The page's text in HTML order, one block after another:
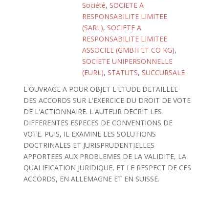
Société, SOCIETE A
RESPONSABILITE LIMITEE
(SARL), SOCIETE A
RESPONSABILITE LIMITEE
ASSOCIEE (GMBH ET CO KG),
SOCIETE UNIPERSONNELLE
(EURL), STATUTS, SUCCURSALE
L'OUVRAGE A POUR OBJET L'ETUDE DETAILLEE
DES ACCORDS SUR L'EXERCICE DU DROIT DE VOTE
DE L'ACTIONNAIRE. L'AUTEUR DECRIT LES
DIFFERENTES ESPECES DE CONVENTIONS DE
VOTE. PUIS, IL EXAMINE LES SOLUTIONS
DOCTRINALES ET JURISPRUDENTIELLES
APPORTEES AUX PROBLEMES DE LA VALIDITE, LA
QUALIFICATION JURIDIQUE, ET LE RESPECT DE CES
ACCORDS, EN ALLEMAGNE ET EN SUISSE.